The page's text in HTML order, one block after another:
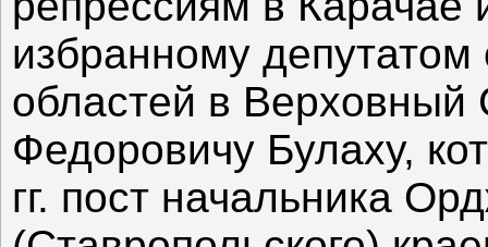
избранному
областей в
Федоровичу Булаху,
гг. пост начальника